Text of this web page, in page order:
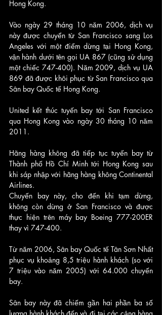
Hong Kong.
Vào ngày 29 tháng 10 năm 2006, dịch vụ
này được chuyển từ San Francisco sang Los
Angeles với một điểm dừng tại Hong Kong,
vận hành dưới tên gọi UA 867 (cũng sử dụng
một chiếc 747-400). Năm 2009, dịch vụ UA
869 đã được khôi phục từ San Francisco qua
Sân bay Quốc tế Hong Kong.
United kết thúc tuyến bay tới San Francisco
qua Hong Kong vào ngày 30 tháng 10 năm
2011.
Hãng hàng không đã tiếp tục tuyến bay từ
Thành phố Hồ Chí Minh tới Hong Kong sau
khi sáp nhập với hãng hàng không Continental
Airlines.
Chuyến bay này, cho đến khi tạm dừng,
không còn dừng ở San Francisco và được
thực hiện trên máy bay Boeing 777-200ER
thay vì 747-400.
Từ năm 2006, Sân bay Quốc tế Tân Sơn Nhất
phục vụ khoảng 8,5 triệu hành khách (so với
7 triệu vào năm 2005) với 64.000 chuyến
bay.
Sân bay này đã chiếm gần hai phần ba số